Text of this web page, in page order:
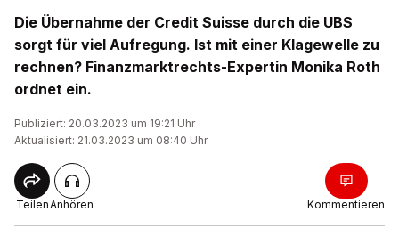
Die Übernahme der Credit Suisse durch die UBS
sorgt für viel Aufregung. Ist mit einer Klagewelle zu
rechnen? Finanzmarktrechts-Expertin Monika Roth
ordnet ein.
Publiziert: 20.03.2023 um 19:21 Uhr
Aktualisiert: 21.03.2023 um 08:40 Uhr
TeilenAnhören Kommentieren